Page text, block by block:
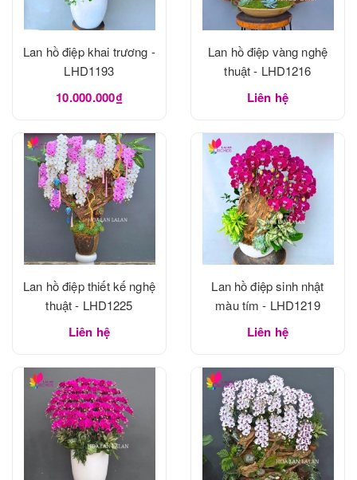
Lan hồ điệp khai trương -
LHD1193
10.000.000₫
Lan hồ điệp vàng nghệ
thuật - LHD1216
Liên hệ
Lan hồ điệp thiết kế nghệ
thuật - LHD1225
Liên hệ
Lan hồ điệp sinh nhật
màu tím - LHD1219
Liên hệ